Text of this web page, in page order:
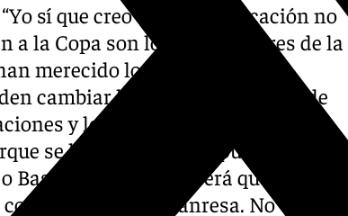
sí que creo que la clasificación no
a la Copa son los ocho mejores de la
merecido los que se hayan
cambiar los estados de forma de
y los equipos pueden variar.
se lo merecen. Que pueden entrar
Baskonia, si entran será que se lo
Zaragoza o Manresa. No